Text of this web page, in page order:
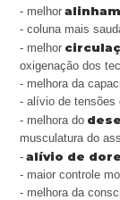
- melhor
- coluna mais
- melhor
oxigenação dos
- melhora da
- alívio de tensões
- melhora do
musculatura do
- alívio de
- maior controle
- melhora da